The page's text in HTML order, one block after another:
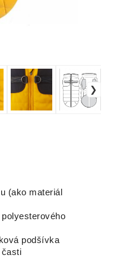
(ako materiál
podšívka
časti